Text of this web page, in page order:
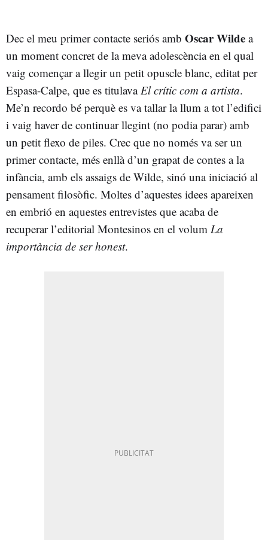
Dec el meu primer contacte seriós amb Oscar Wilde a
un moment concret de la meva adolescència en el qual
vaig començar a llegir un petit opuscle blanc, editat per
Espasa-Calpe, que es titulava El crític com a artista.
Me’n recordo bé perquè es va tallar la llum a tot l’edifici
i vaig haver de continuar llegint (no podia parar) amb
un petit flexo de piles. Crec que no només va ser un
primer contacte, més enllà d’un grapat de contes a la
infància, amb els assaigs de Wilde, sinó una iniciació al
pensament filosòfic. Moltes d’aquestes idees apareixen
en embrió en aquestes entrevistes que acaba de
recuperar l’editorial Montesinos en el volum La
importància de ser honest.